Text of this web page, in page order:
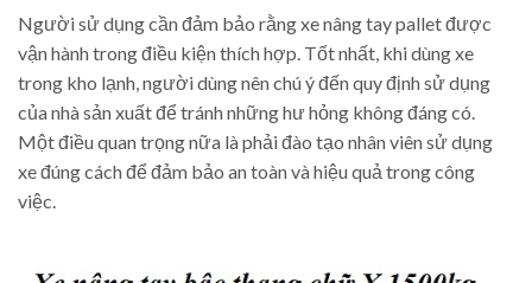
Người sử dụng cần đảm bảo rằng xe nâng tay pallet được
vận hành trong điều kiện thích hợp. Tốt nhất, khi dùng xe
trong kho lạnh, người dùng nên chú ý đến quy định sử dụng
của nhà sản xuất để tránh những hư hỏng không đáng có.
Một điều quan trọng nữa là phải đào tạo nhân viên sử dụng
xe đúng cách để đảm bảo an toàn và hiệu quả trong công
việc.